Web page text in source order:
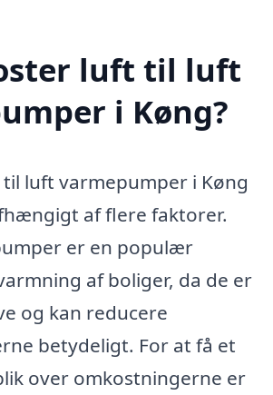
luft til luft
i Køng?
luft varmepumper i Køng
af flere faktorer.
er en populær
af boliger, da de er
og kan reducere
betydeligt. For at få et
over omkostningerne er